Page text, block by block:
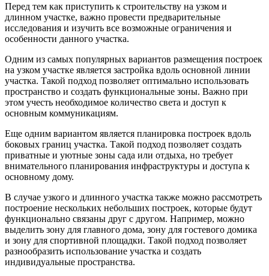
Перед тем как приступить к строительству на узком и
длинном участке, важно провести предварительные
исследования и изучить все возможные ограничения и
особенности данного участка.
Одним из самых популярных вариантов размещения построек
на узком участке является застройка вдоль основной линии
участка. Такой подход позволяет оптимально использовать
пространство и создать функциональные зоны. Важно при
этом учесть необходимое количество света и доступ к
основным коммуникациям.
Еще одним вариантом является планировка построек вдоль
боковых границ участка. Такой подход позволяет создать
приватные и уютные зоны сада или отдыха, но требует
внимательного планирования инфраструктуры и доступа к
основному дому.
В случае узкого и длинного участка также можно рассмотреть
построение нескольких небольших построек, которые будут
функционально связаны друг с другом. Например, можно
выделить зону для главного дома, зону для гостевого домика
и зону для спортивной площадки. Такой подход позволяет
разнообразить использование участка и создать
индивидуальные пространства.